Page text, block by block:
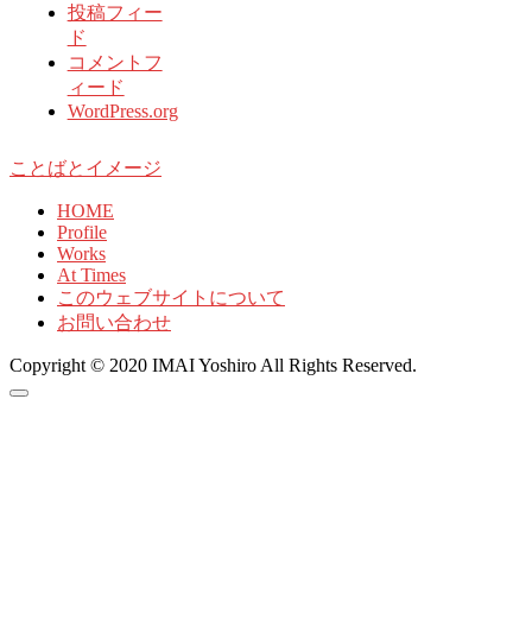
投稿フィー
ド
コメントフ
ィード
WordPress.org
ことばとイメージ
HOME
Profile
Works
At Times
このウェブサイトについて
お問い合わせ
Copyright © 2020 IMAI Yoshiro All Rights Reserved.